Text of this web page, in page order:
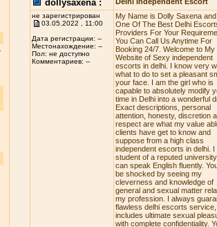
dollysaxena :
не зарегистрирован
03.05.2022 , 11:00
Дата регистрации: --
Местонахождение: --
Пол: не доступно
Комментариев: --
My Name is Dolly Saxena and
One Of The Best Delhi
Providers For Your
You Can Call Us Anytime For
Booking 24/7. Welcome to My
Website of Sexy independent
escorts in delhi. I know very
what to do to set a pleasant
your face. I am the girl who is
capable to absolutely modify
time in Delhi into a wonderful
Exact descriptions, personal
attention, honesty, discretion
respect are what my value
clients have get to know and
suppose from a high class
independent escorts in delhi. I
student of a reputed
can speak English fluently.
be shocked by seeing my
cleverness and knowledge of
general and sexual matter
my profession. I always
flawless delhi escorts
includes ultimate sexual
with complete confidentiality.